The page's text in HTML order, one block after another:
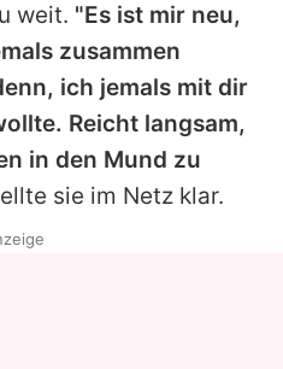
weit. "Es ist mir neu,
zusammen
ich jemals mit dir
Reicht langsam,
in den Mund zu
sie im Netz klar.